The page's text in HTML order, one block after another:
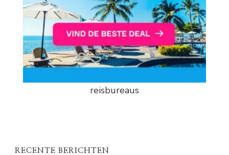
reisbureaus
RECENTE BERICHTEN